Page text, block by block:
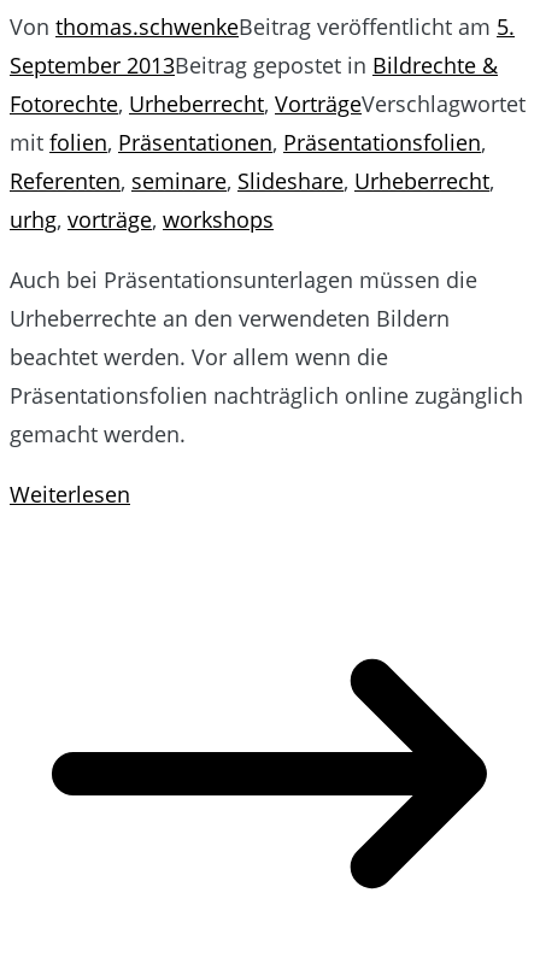
Von thomas.schwenkeBeitrag veröffentlicht am 5.
September 2013Beitrag gepostet in Bildrechte &
Fotorechte, Urheberrecht, VorträgeVerschlagwortet
mit folien, Präsentationen, Präsentationsfolien,
Referenten, seminare, Slideshare, Urheberrecht,
urhg, vorträge, workshops
Auch bei Präsentationsunterlagen müssen die
Urheberrechte an den verwendeten Bildern
beachtet werden. Vor allem wenn die
Präsentationsfolien nachträglich online zugänglich
gemacht werden.
Weiterlesen